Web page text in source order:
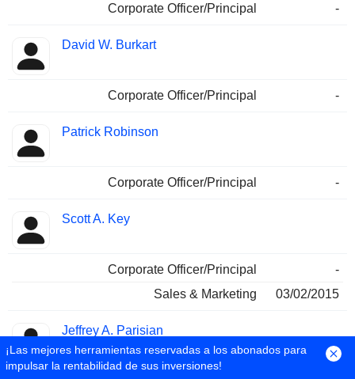
Corporate Officer/Principal -
David W. Burkart
Corporate Officer/Principal -
Patrick Robinson
Corporate Officer/Principal -
Scott A. Key
Corporate Officer/Principal
-
Sales & Marketing
03/02/2015
Jeffrey A. Parisian
¡Las mejores herramientas reservadas a los abonados para
impulsar la rentabilidad de sus inversiones!